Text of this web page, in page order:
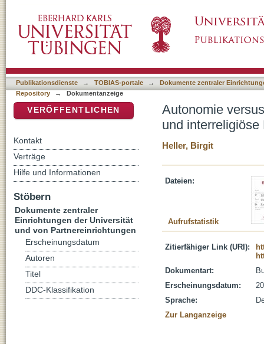
Perspektiven
Publikationsdienste → TOBIAS-portale →
Dokumente zentraler
Repository
→ Dokumentanzeige
Autonomie
und
Heller, Birgit
Dateien:
Aufrufstatistik
Zitierfähiger Link (URI):
Dokumentart:
Erscheinungsdatum:
Sprache:
Zur Langanzeige
VERÖFFENTLICHEN
Kontakt
Verträge
Hilfe und Informationen
Stöbern
Dokumente zentraler
Einrichtungen der Universität
und von Partnereinrichtungen
Erscheinungsdatum
Autoren
Titel
DDC-Klassifikation